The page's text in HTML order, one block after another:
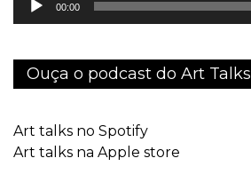
00:00
Ouça o podcast do Art Talks
Art talks no Spotify
Art talks na Apple store